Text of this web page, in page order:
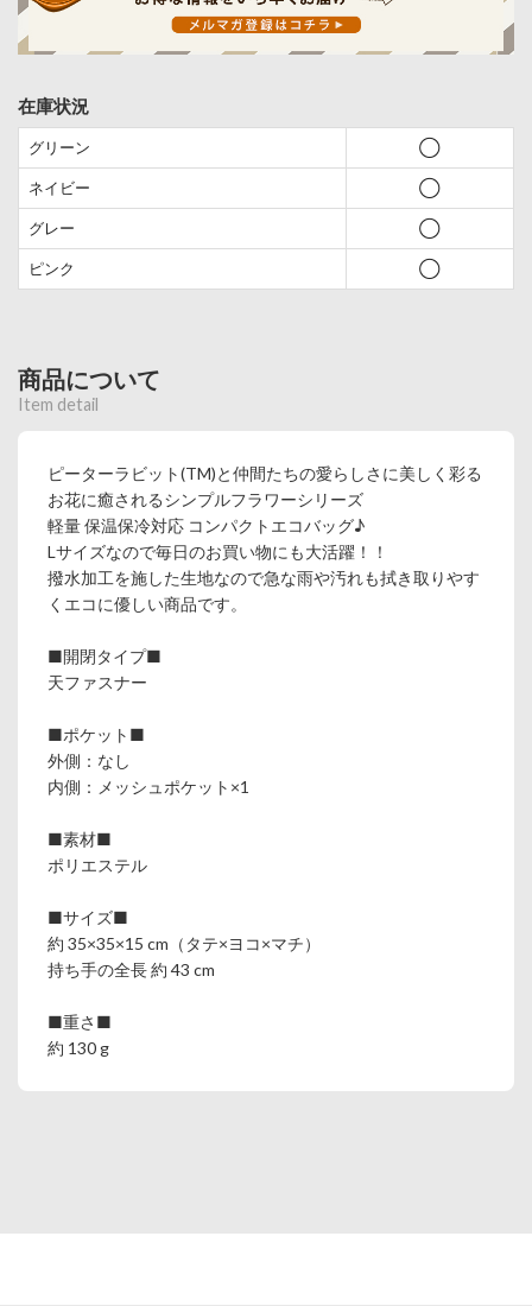
在庫状況
グリーン ◯
ネイビー ◯
グレー ◯
ピンク ◯
商品について
Item detail
ピーターラビット(TM)と仲間たちの愛らしさに美しく彩る
お花に癒されるシンプルフラワーシリーズ
軽量 保温保冷対応 コンパクトエコバッグ♪
Lサイズなので毎日のお買い物にも大活躍！！
撥水加工を施した生地なので急な雨や汚れも拭き取りやす
くエコに優しい商品です。
■開閉タイプ■
天ファスナー
■ポケット■
外側：なし
内側：メッシュポケット×1
■素材■
ポリエステル
■サイズ■
約 35×35×15 cm（タテ×ヨコ×マチ）
持ち手の全長 約 43 cm
■重さ■
約 130 g